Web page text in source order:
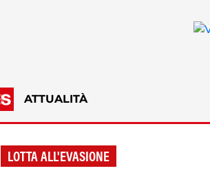
ATTUALITÀ
LOTTA ALL'EVASIONE